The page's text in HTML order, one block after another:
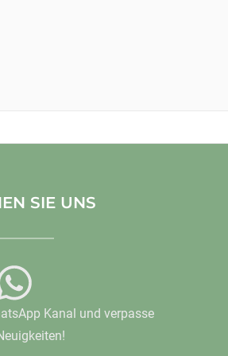
SIE UNS
Kanal und verpasse